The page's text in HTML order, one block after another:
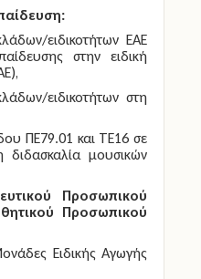
ειδικοτήτων ΕΑΕ
στην ειδική
ειδικοτήτων στη
ΠΕ79.01 και ΤΕ16 σε
διδασκαλία μουσικών
Προσωπικού
Προσωπικού
Ειδικής Αγωγής